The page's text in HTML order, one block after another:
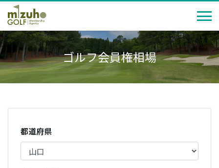
ゴルフ会員権相場
都道府県